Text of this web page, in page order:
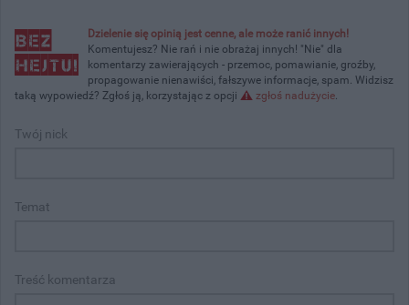
Dzielenie się opinią jest cenne, ale może ranić innych!
Komentujesz? Nie rań i nie obrażaj innych! "Nie" dla
komentarzy zawierających - przemoc, pomawianie, groźby,
propagowanie nienawiści, fałszywe informacje, spam. Widzisz
taką wypowiedź? Zgłoś ją, korzystając z opcji
zgłoś nadużycie
Twój nick
Temat
Treść komentarza